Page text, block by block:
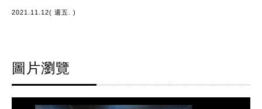
2021.11.12( 週五. )
圖片瀏覽